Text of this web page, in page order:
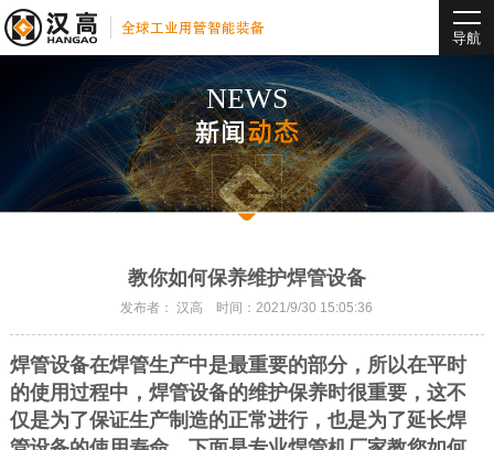
导航
NEWS
新闻动态
教你如何保养维护焊管设备
发布者： 汉高 时间：2021/9/30 15:05:36
焊管设备在焊管生产中是最重要的部分，所以在平时
的使用过程中，焊管设备的维护保养时很重要，这不
仅是为了保证生产制造的正常进行，也是为了延长焊